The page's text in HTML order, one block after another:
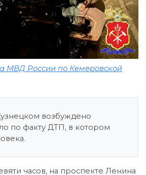
МВД России по Кемеровской
возбуждено
по факту ДТП, в котором
часов, на проспекте Ленина